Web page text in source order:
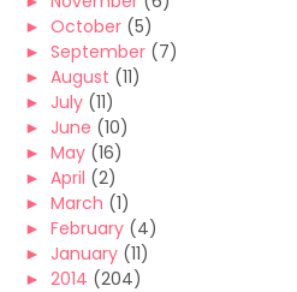
► October (5)
► September (7)
► August (11)
► July (11)
► June (10)
► May (16)
► April (2)
► March (1)
► February (4)
► January (11)
► 2014 (204)